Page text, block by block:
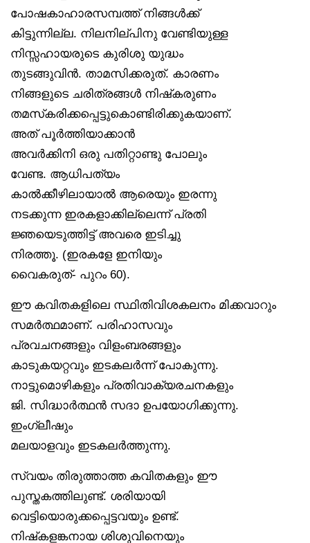
പോഷകാഹാരസമ്പത്ത് നിങ്ങൾക്ക്
കിട്ടുന്നില്ല. നിലനില്പിനു വേണ്ടിയുള്ള
നിസ്സഹായരുടെ കുരിശു യുദ്ധം
തുടങ്ങുവിൻ. താമസിക്കരുത്. കാരണം
നിങ്ങളുടെ ചരിത്രങ്ങൾ നിഷ്‌കരുണം
തമസ്‌കരിക്കപ്പെട്ടുകൊണ്ടിരിക്കുകയാണ്.
അത് പൂർത്തിയാക്കാൻ
അവർക്കിനി ഒരു പതിറ്റാണ്ടു പോലും
വേണ്ട. ആധിപത്യം
കാൽക്കീഴിലായാൽ ആരെയും ഇരന്നു
നടക്കുന്ന ഇരകളാക്കില്ലെന്ന് പ്രതി
ജ്ഞയെടുത്തിട്ട് അവരെ ഇടിച്ചു
നിരത്തൂ. (ഇരകളേ ഇനിയും
വൈകരുത്- പുറം 60).
ഈ കവിതകളിലെ സ്ഥിതിവിശകലനം മിക്കവാറും
സമർത്ഥമാണ്. പരിഹാസവും
പ്രവചനങ്ങളും വിളംബരങ്ങളും
കാടുകയറ്റവും ഇടകലർന്ന് പോകുന്നു.
നാട്ടുമൊഴികളും പ്രതിവാക്യരചനകളും
ജി. സിദ്ധാർത്ഥൻ സദാ ഉപയോഗിക്കുന്നു.
ഇംഗ്ലീഷും
മലയാളവും ഇടകലർത്തുന്നു.
സ്വയം തിരുത്താത്ത കവിതകളും ഈ
പുസ്തകത്തിലുണ്ട്. ശരിയായി
വെട്ടിയൊരുക്കപ്പെട്ടവയും ഉണ്ട്.
നിഷ്‌കളങ്കനായ ശിശുവിനെയും